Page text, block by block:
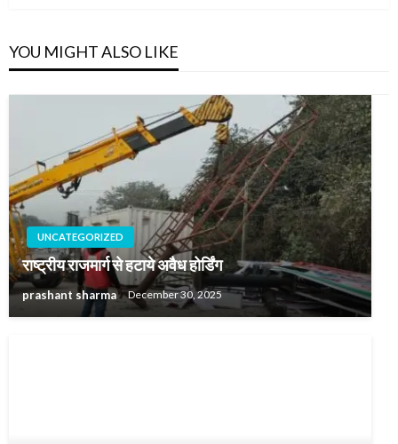
YOU MIGHT ALSO LIKE
UNCATEGORIZED
राष्ट्रीय राजमार्ग से हटाये अवैध होर्डिंग
prashant sharma December 30, 2025